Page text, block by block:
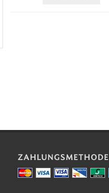
ZAHLUNGSMETHODE